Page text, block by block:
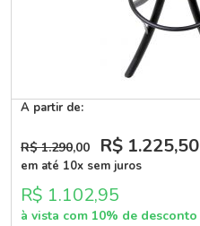
A partir de:
R$ 1.290,00 R$ 1.225,50
em até 10x sem juros
R$ 1.102,95
à vista com 10% de desconto